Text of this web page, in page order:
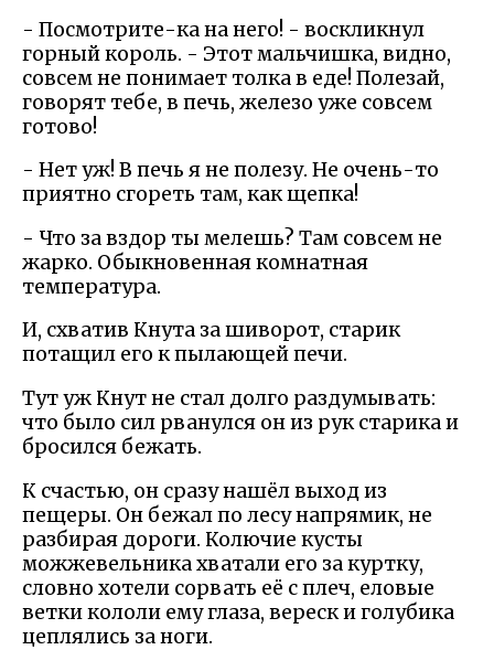
- Посмотрите-ка на него! - воскликнул
горный король. - Этот мальчишка, видно,
совсем не понимает толка в еде! Полезай,
говорят тебе, в печь, железо уже совсем
готово!
- Нет уж! В печь я не полезу. Не очень-то
приятно сгореть там, как щепка!
- Что за вздор ты мелешь? Там совсем не
жарко. Обыкновенная комнатная
температура.
И, схватив Кнута за шиворот, старик
потащил его к пылающей печи.
Тут уж Кнут не стал долго раздумывать:
что было сил рванулся он из рук старика и
бросился бежать.
К счастью, он сразу нашёл выход из
пещеры. Он бежал по лесу напрямик, не
разбирая дороги. Колючие кусты
можжевельника хватали его за куртку,
словно хотели сорвать её с плеч, еловые
ветки кололи ему глаза, вереск и голубика
цеплялись за ноги.